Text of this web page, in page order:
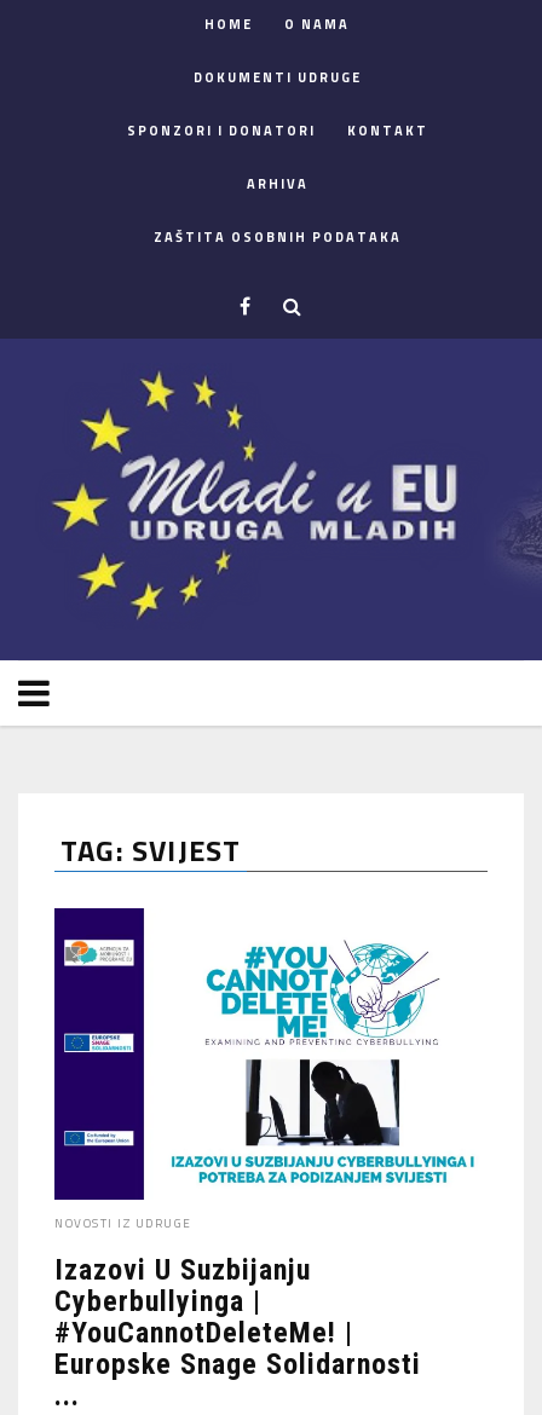
HOME O NAMA
DOKUMENTI UDRUGE
SPONZORI I DONATORI KONTAKT
ARHIVA
ZAŠTITA OSOBNIH PODATAKA
TAG: SVIJEST
NOVOSTI IZ UDRUGE
Izazovi U Suzbijanju
Cyberbullyinga |
#YouCannotDeleteMe! |
Europske Snage Solidarnosti
...